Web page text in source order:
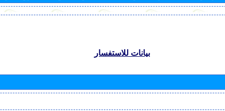
بيانات للاستفسار